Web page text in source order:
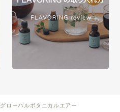
グローバルボタニカルエアー